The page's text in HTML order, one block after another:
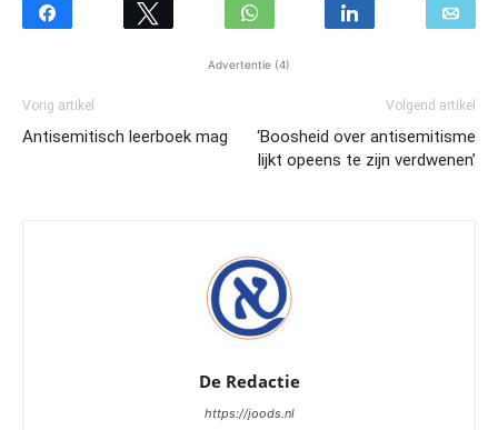
Advertentie (4)
Vorig artikel
Antisemitisch leerboek mag
Volgend artikel
‘Boosheid over antisemitisme
lijkt opeens te zijn verdwenen’
De Redactie
https://joods.nl